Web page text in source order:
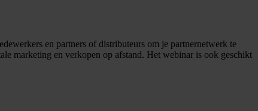
en partners of distributeurs om je partnernetwerk te
marketing en verkopen op afstand. Het webinar is ook geschikt